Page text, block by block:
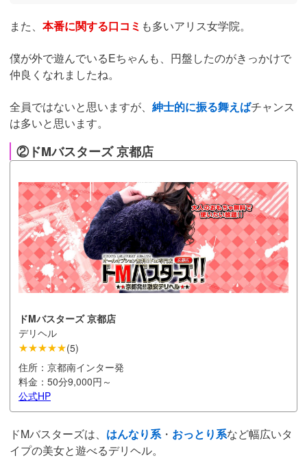
また、 本番に関する口コミ も多いアリス女学院。
僕が外で遊んでいるEちゃんも、円盤したのがきっかけで
仲良くなれましたね。
全員ではないと思いますが、 紳士的に振る舞えばチャンス
は多いと思います。
②ドMバスターズ 京都店
ドMバスターズ 京都店
デリヘル
★★★★★(5)
住所： 京都南インター発
料金： 50分9,000円～
公式HP
ドMバスターズは、 はんなり系・ おっとり系など幅広いタ
イプの美女と遊べるデリヘル。